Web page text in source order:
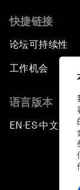
快捷链接
论坛可持续性
工作机会
语言版本
EN ▪ES▪中文▪ 日